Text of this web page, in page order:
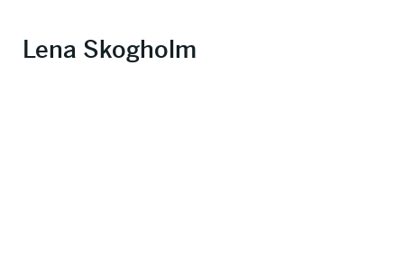
Lena Skogholm